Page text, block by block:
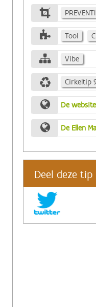
Tool
Vibe
Cirkeltip
De
De Ellen
Deel deze tip